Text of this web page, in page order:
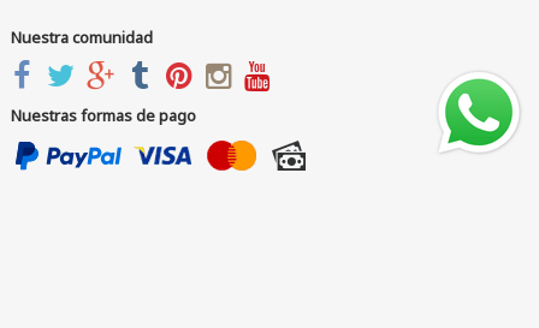
Nuestra comunidad
Nuestras formas de pago